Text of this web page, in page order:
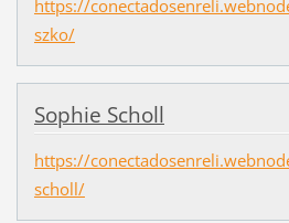
https://
szko/
Sophie Scholl
https://
scholl/